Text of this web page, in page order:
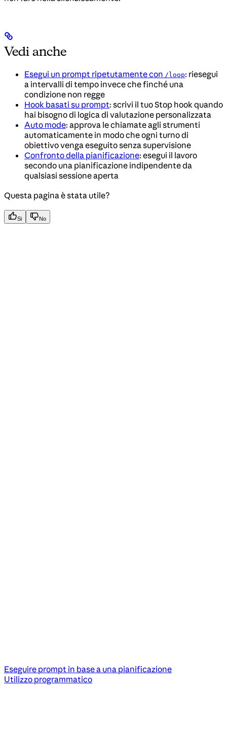
Vedi anche
Esegui un prompt ripetutamente con /loop: riesegui
a intervalli di tempo invece che finché una
condizione non regge
Hook basati su prompt: scrivi il tuo Stop hook quando
hai bisogno di logica di valutazione personalizzata
Auto mode: approva le chiamate agli strumenti
automaticamente in modo che ogni turno di
obiettivo venga eseguito senza supervisione
Confronto della pianificazione: esegui il lavoro
secondo una pianificazione indipendente da
qualsiasi sessione aperta
Questa pagina è stata utile?
Si No
Eseguire prompt in base a una pianificazione
Utilizzo programmatico